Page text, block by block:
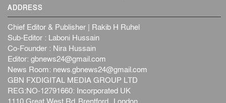
ADDRESS
Chief Editor & Publisher | Rakib H Ruhel
Sub-Editor : Laboni Hussain
Co-Founder : Nira Hussain
Editor: gbnews24@gmail.com
News Room: news.gbnews24@gmail.com
GBN FXDIGITAL MEDIA GROUP LTD
REG:NO-12791660: Incorporated UK